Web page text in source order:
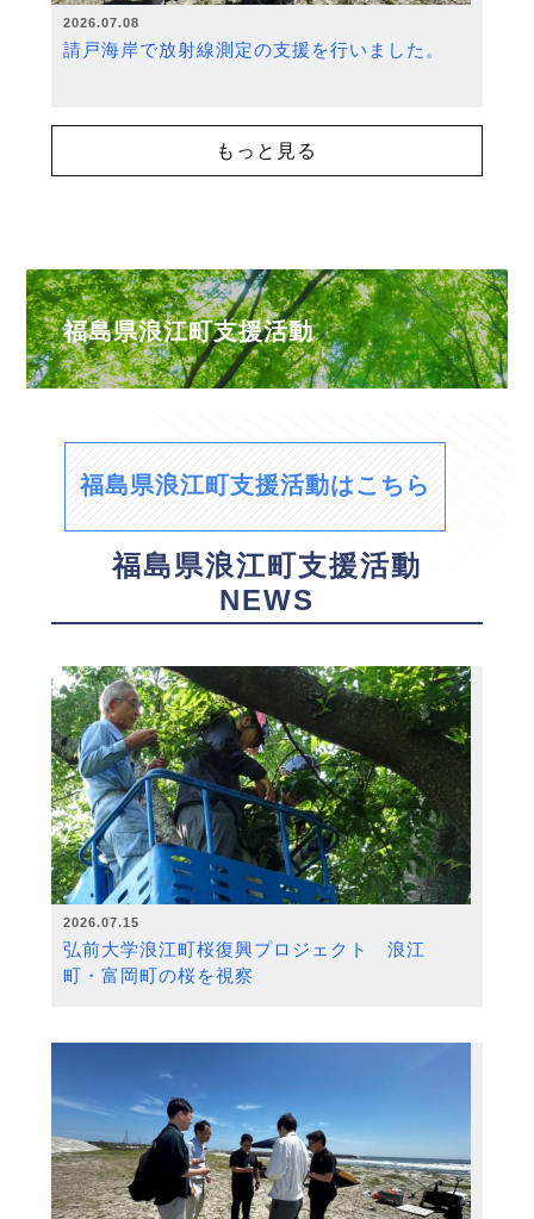
2026.07.08
請戸海岸で放射線測定の支援を行いました。
もっと見る
福島県浪江町支援活動
福島県浪江町支援活動はこちら
福島県浪江町支援活動
NEWS
2026.07.15
弘前大学浪江町桜復興プロジェクト 浪江
町・富岡町の桜を視察